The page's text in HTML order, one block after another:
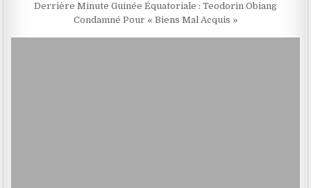
Derrière Minute Guinée Équatoriale : Teodorin Obiang
Condamné Pour « Biens Mal Acquis »